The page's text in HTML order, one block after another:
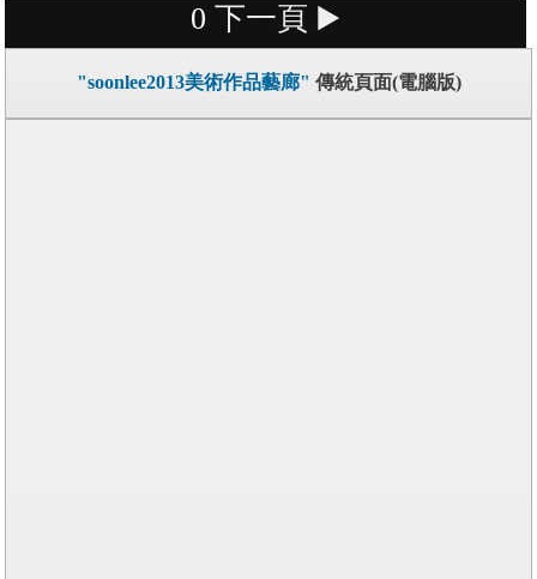
0 下一頁 ▶️
"soonlee2013美術作品藝廊" 傳統頁面(電腦版)